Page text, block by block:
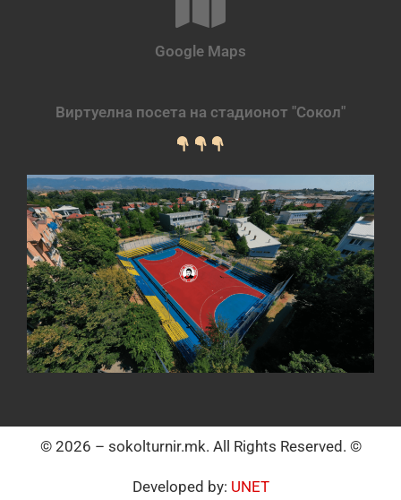
Google Maps
Виртуелна посета на стадионот "Сокол"
© 2026 – sokolturnir.mk. All Rights Reserved. ©
Developed by: UNET